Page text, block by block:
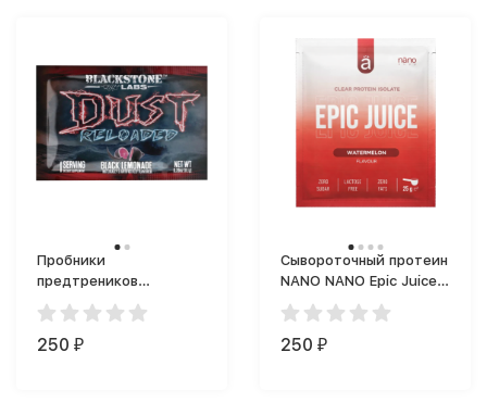
Пробники
предтреников
Blackstone Labs Dust
Reloaded (11 г)
250 ₽
Сывороточный протеин
NANO NANO Epic Juice
(пищевой порошок)
25g. (25 г)
250 ₽